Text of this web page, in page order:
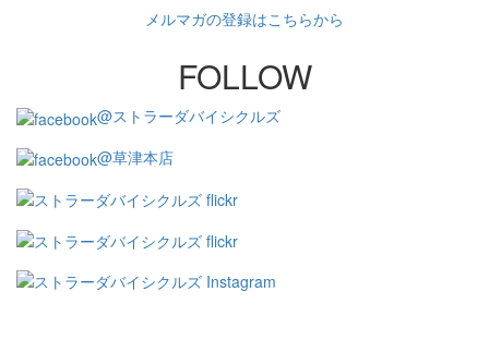
メルマガの登録はこちらから
FOLLOW
@ストラーダバイシクルズ
@草津本店